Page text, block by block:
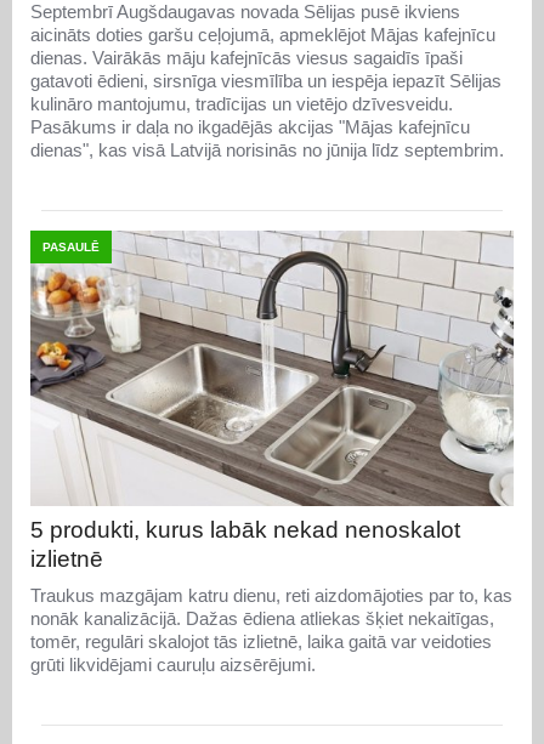
Septembrī Augšdaugavas novada Sēlijas pusē ikviens
aicināts doties garšu ceļojumā, apmeklējot Mājas kafejnīcu
dienas. Vairākās māju kafejnīcās viesus sagaidīs īpaši
gatavoti ēdieni, sirsnīga viesmīlība un iespēja iepazīt Sēlijas
kulināro mantojumu, tradīcijas un vietējo dzīvesveidu.
Pasākums ir daļa no ikgadējās akcijas "Mājas kafejnīcu
dienas", kas visā Latvijā norisinās no jūnija līdz septembrim.
PASAULĒ
5 produkti, kurus labāk nekad nenoskalot
izlietnē
Traukus mazgājam katru dienu, reti aizdomājoties par to, kas
nonāk kanalizācijā. Dažas ēdiena atliekas šķiet nekaitīgas,
tomēr, regulāri skalojot tās izlietnē, laika gaitā var veidoties
grūti likvidējami cauruļu aizsērējumi.